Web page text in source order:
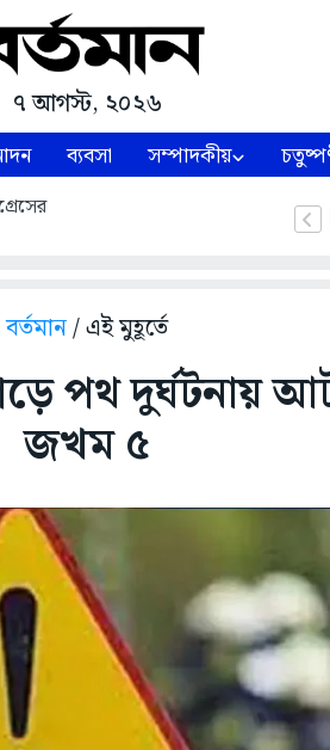
৭ আগস্ট, ২০২৬
ব্যবসা সম্পাদকীয়
বর্তমান/ এই মুহূর্তে
পথ দুর্ঘটনায়
জখম ৫